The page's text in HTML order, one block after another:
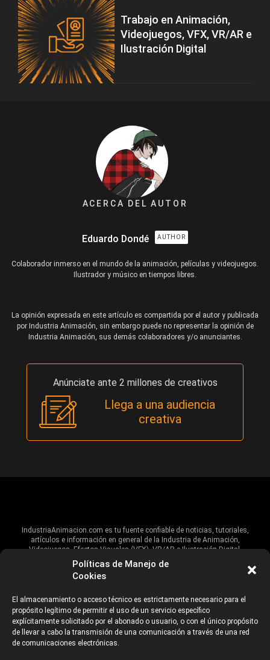
Políticas de Manejo de
Cookies
El almacenamiento o acceso técnico es estrictamente necesario para el
propósito legítimo de permitir el uso de un servicio específico
explícitamente solicitado por el abonado o usuario, o con el único propósito
de llevar a cabo la transmisión de una comunicación a través de una red
de comunicaciones electrónicas.
Trabajo en Animación,
Videojuegos, VFX, VR/AR e
Ilustración Digital
ACERCA DEL AUTOR
Eduardo Dondé AUTHOR
Colaborador inmerso en el mundo de la animación, películas y videojuegos.
Ilustrador y músico en tiempos libres.
La opinión expresada en este artículo es compartida por el autor y publicada
por Industria Animación, sin embargo puede no representar la opinión de
Industria Animación, sus demás colaboradores y/o anunciantes.
Anúnciate ante 2 millones de creativos
Llega a una audiencia
creativa
IndustriaAnimacion.com es tu fuente confiable de noticias, tutoriales,
artículos e información en general de la Industria de Animación,
Videojuegos, Efectos Visuales (VFX), VR/AR e Ilustración Digital.
Hablamos de estas industrias y su alcance global, pero damos un énfasis
especial al talento, estudios, escuelas, eventos y organizaciones que
ANUNCIANTES AVISO DE PRIVACIDAD